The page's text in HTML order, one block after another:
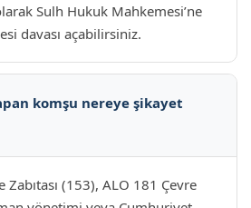
Sulh Hukuk Mahkemesi’ne
davası açabilirsiniz.
komşu nereye şikayet
(153), ALO 181 Çevre